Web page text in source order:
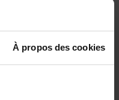
À propos des cookies